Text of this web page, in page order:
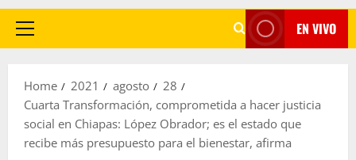
Primary
EN VIVO
Home 2021 agosto
28
Cuarta Transformación, comprometida a hacer justicia
social en Chiapas: López Obrador; es el estado que
recibe más presupuesto para el bienestar, afirma